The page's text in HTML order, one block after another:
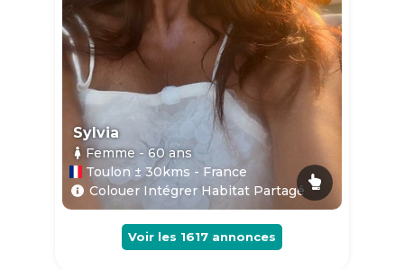
Sylvia
Femme - 60ans
Toulon ± 30kms - France
Colouer Intégrer Habitat Partagé
Voir les 1617 annonces